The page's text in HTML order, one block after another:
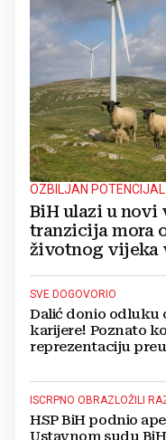
OZBILJAN POTENCIJAL
BiH ulazi u novi
tranzicija mora
životnog vijeka
SVE DOGOVORIO
Dalić donio odluku
karijere! Poznato
reprezentaciju
ISCRPNO OBRAZLOŽILI
HSP BiH podnio
Ustavnom sudu